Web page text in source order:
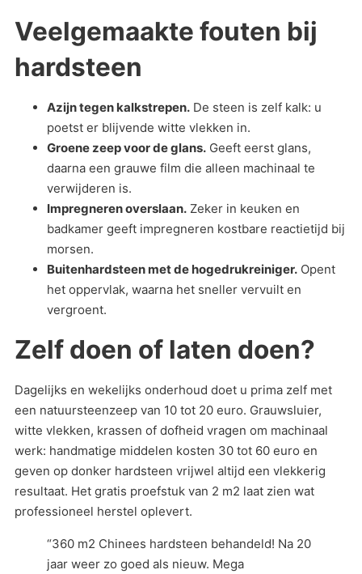
Veelgemaakte fouten bij
hardsteen
Azijn tegen kalkstrepen. De steen is zelf kalk: u
poetst er blijvende witte vlekken in.
Groene zeep voor de glans. Geeft eerst glans,
daarna een grauwe film die alleen machinaal te
verwijderen is.
Impregneren overslaan. Zeker in keuken en
badkamer geeft impregneren kostbare reactietijd bij
morsen.
Buitenhardsteen met de hogedrukreiniger. Opent
het oppervlak, waarna het sneller vervuilt en
vergroent.
Zelf doen of laten doen?
Dagelijks en wekelijks onderhoud doet u prima zelf met
een natuursteenzeep van 10 tot 20 euro. Grauwsluier,
witte vlekken, krassen of dofheid vragen om machinaal
werk: handmatige middelen kosten 30 tot 60 euro en
geven op donker hardsteen vrijwel altijd een vlekkerig
resultaat. Het gratis proefstuk van 2 m2 laat zien wat
professioneel herstel oplevert.
“360 m2 Chinees hardsteen behandeld! Na 20
jaar weer zo goed als nieuw. Mega